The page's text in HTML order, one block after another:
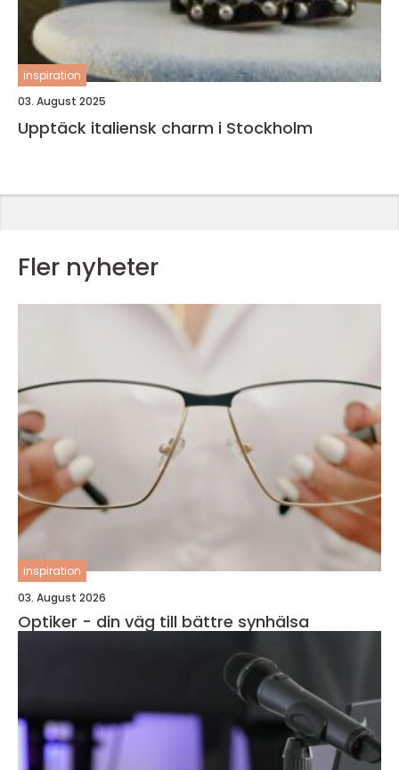
inspiration
03. August 2025
Upptäck italiensk charm i Stockholm
Fler nyheter
inspiration
03. August 2026
Optiker - din väg till bättre synhälsa